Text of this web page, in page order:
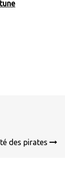
des pirates